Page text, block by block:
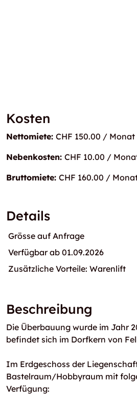
Kosten
Nettomiete: CHF 150.00 / Monat
Nebenkosten: CHF 10.00 /
Bruttomiete: CHF 160.00 /
Details
Grösse auf Anfrage
Verfügbar ab 01.09.2026
Zusätzliche Vorteile: Warenlift
Beschreibung
Die Überbauung wurde im Jahr
befindet sich im Dorfkern von
Im Erdgeschoss der
Bastelraum/Hobbyraum mit
Verfügung: